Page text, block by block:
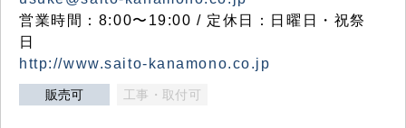
営業時間：8:00〜19:00 / 定休日：日曜日・祝祭
日
http://www.saito-kanamono.co.jp
販売可 工事・取付可